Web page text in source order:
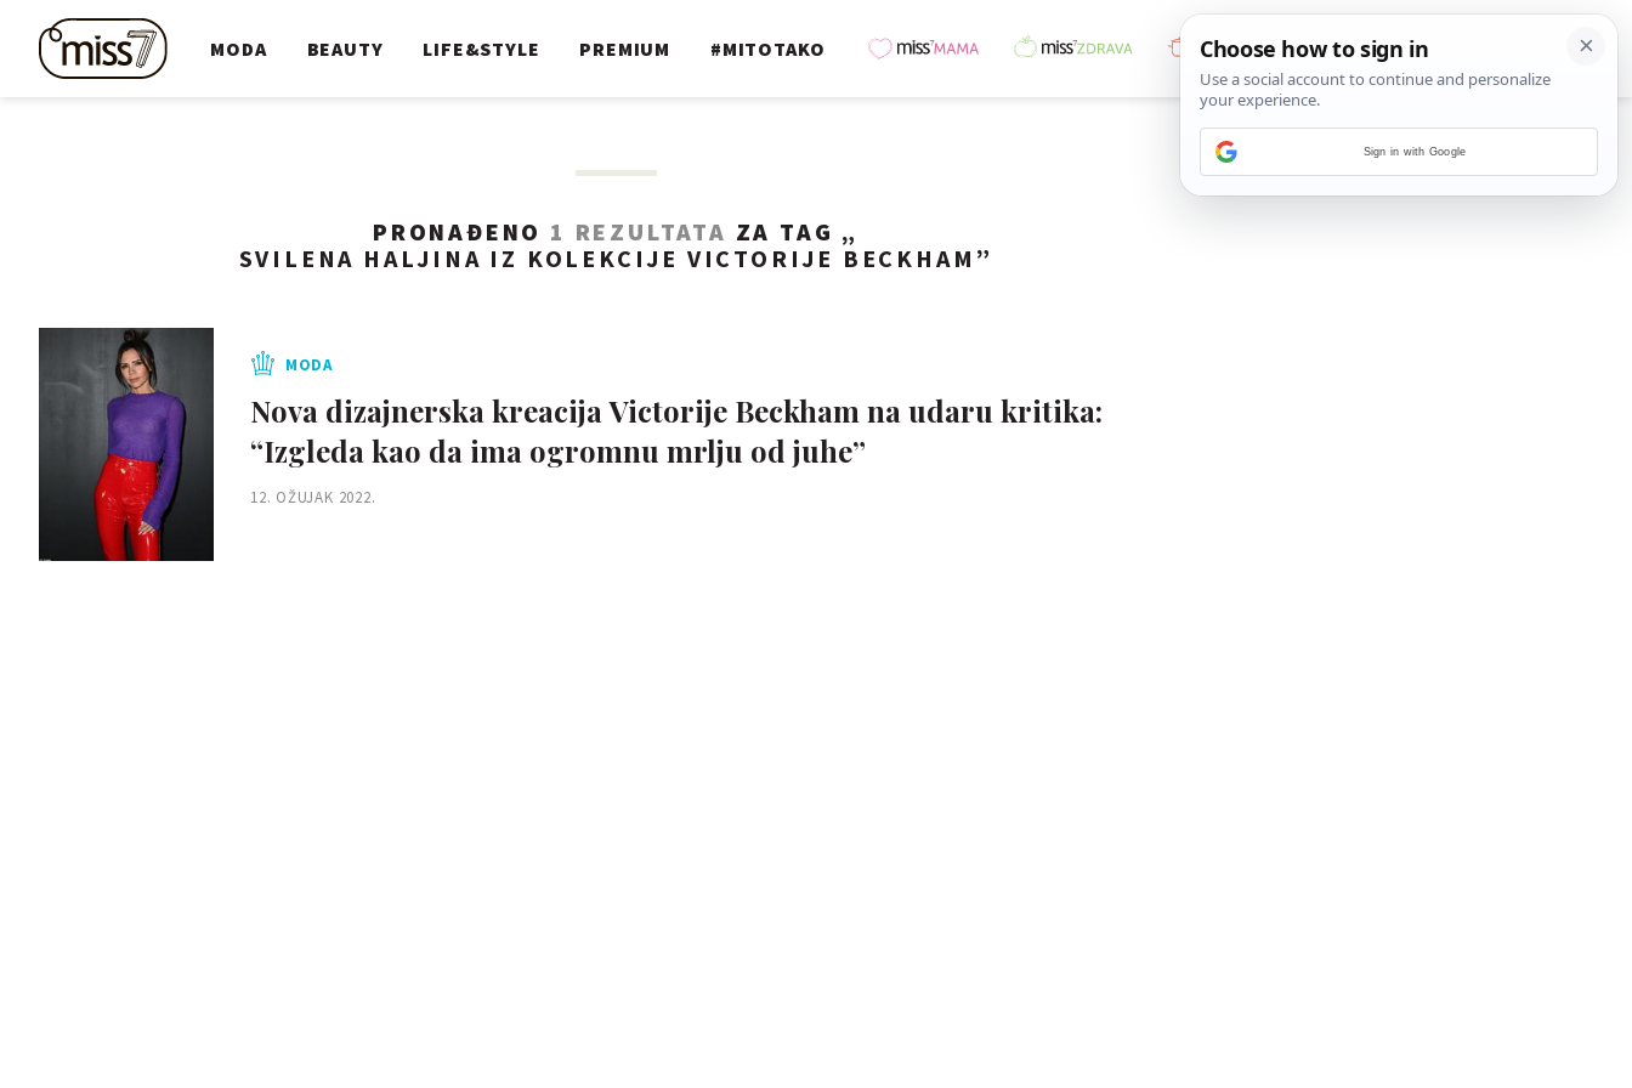
MODA BEAUTY LIFE&STYLE PREMIUM #MITOTAKO
PRONAĐENO 1 REZULTATA ZA TAG „
SVILENA HALJINA IZ KOLEKCIJE VICTORIJE BECKHAM ”
MODA
Nova dizajnerska kreacija Victorije Beckham na udaru kritika:
“Izgleda kao da ima ogromnu mrlju od juhe”
12. OŽUJAK 2022.
Sign in with Google